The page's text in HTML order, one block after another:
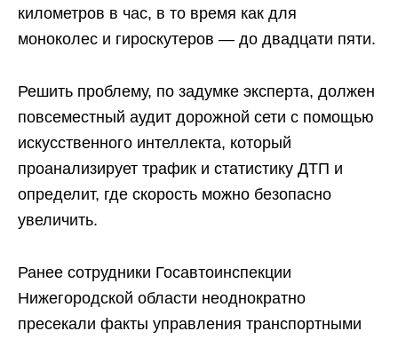
километров в час, в то время как для
моноколес и гироскутеров — до двадцати пяти.
Решить проблему, по задумке эксперта, должен
повсеместный аудит дорожной сети с помощью
искусственного интеллекта, который
проанализирует трафик и статистику ДТП и
определит, где скорость можно безопасно
увеличить.
Ранее сотрудники Госавтоинспекции
Нижегородской области неоднократно
пресекали факты управления транспортными